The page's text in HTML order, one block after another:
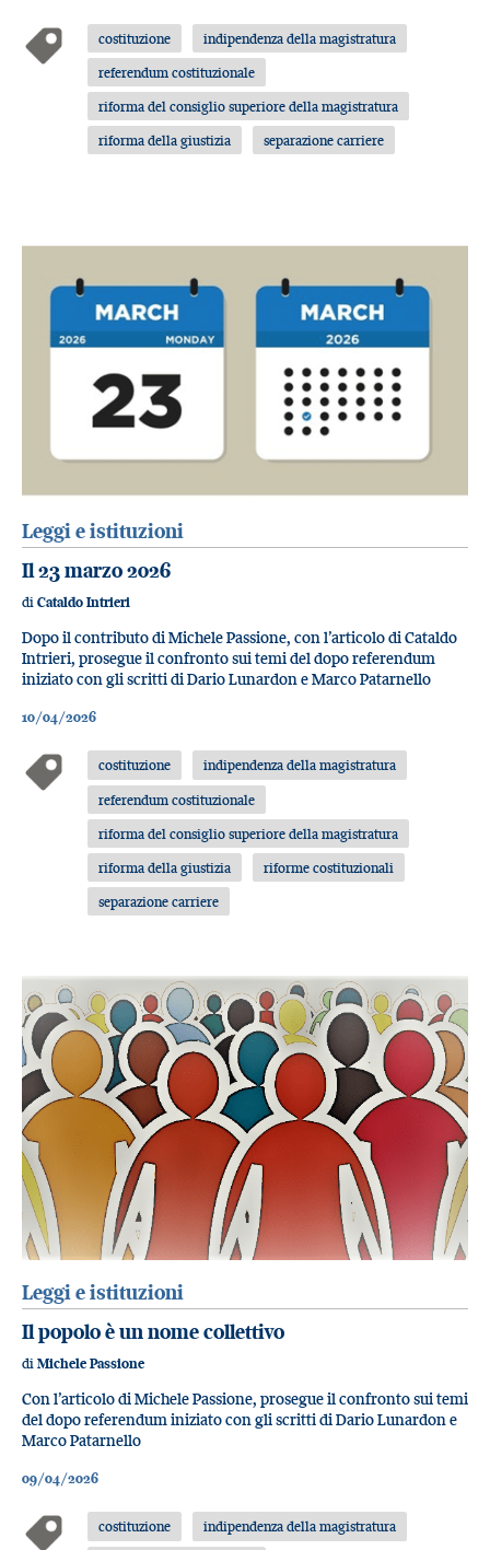
costituzione
indipendenza della magistratura
referendum costituzionale
riforma del consiglio superiore della magistratura
riforma della giustizia
separazione carriere
Leggi e istituzioni
Il 23 marzo 2026
di Cataldo Intrieri
Dopo il contributo di Michele Passione, con l’articolo di Cataldo
Intrieri, prosegue il confronto sui temi del dopo referendum
iniziato con gli scritti di Dario Lunardon e Marco Patarnello
10/04/2026
costituzione
indipendenza della magistratura
referendum costituzionale
riforma del consiglio superiore della magistratura
riforma della giustizia
riforme costituzionali
separazione carriere
Leggi e istituzioni
Il popolo è un nome collettivo
di Michele Passione
Con l’articolo di Michele Passione, prosegue il confronto sui temi
del dopo referendum iniziato con gli scritti di Dario Lunardon e
Marco Patarnello
09/04/2026
costituzione
indipendenza della magistratura